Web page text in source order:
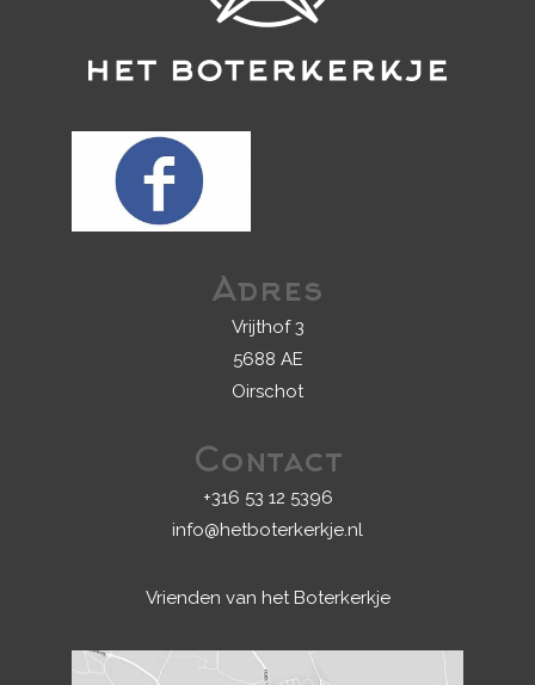
Adres
Vrijthof 3
5688 AE
Oirschot
Contact
+316 53 12 5396
info@hetboterkerkje.nl
Vrienden van het Boterkerkje